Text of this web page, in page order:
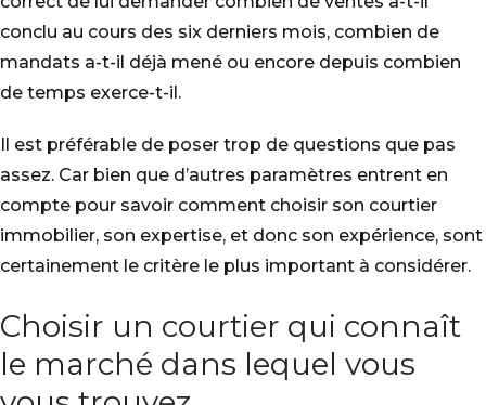
conclu au cours des six derniers mois, combien de
mandats a-t-il déjà mené ou encore depuis combien
de temps exerce-t-il.
Il est préférable de poser trop de questions que pas
assez. Car bien que d’autres paramètres entrent en
compte pour savoir comment choisir son courtier
immobilier, son expertise, et donc son expérience, sont
certainement le critère le plus important à considérer.
Choisir un courtier qui connaît
le marché dans lequel vous